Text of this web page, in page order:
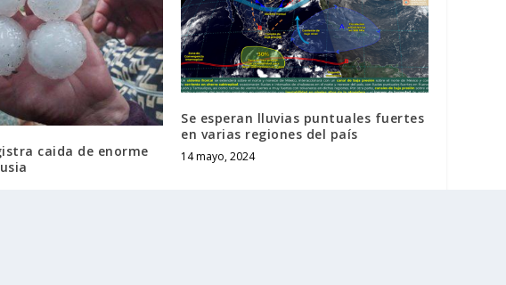
caida de enorme
Se esperan lluvias puntuales fuertes
en varias regiones del país
14 mayo, 2024